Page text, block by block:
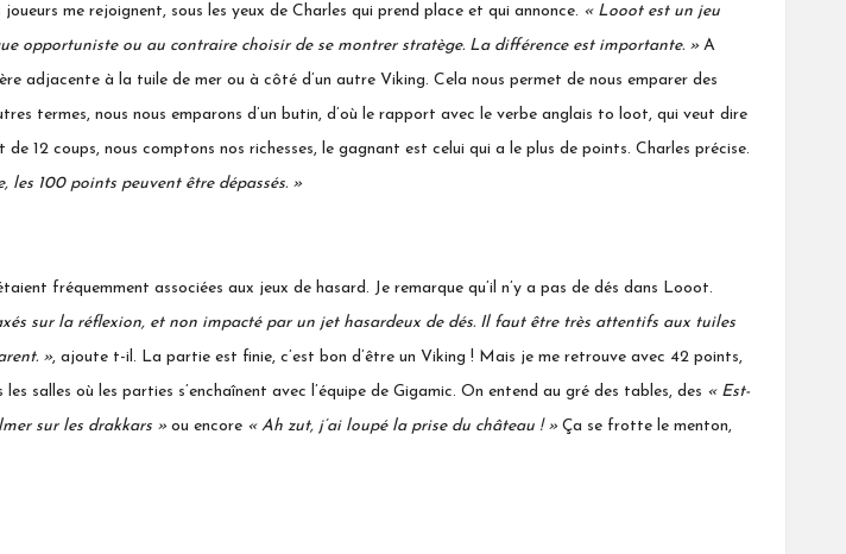
me rejoignent, sous les yeux de Charles qui prend place et qui annonce. « Looot est un jeu
opportuniste ou au contraire choisir de se montrer stratège. La différence est importante. » A
adjacente à la tuile de mer ou à côté d’un autre Viking. Cela nous permet de nous emparer des
termes, nous nous emparons d’un butin, d’où le rapport avec le verbe anglais to loot, qui veut dire
12 coups, nous comptons nos richesses, le gagnant est celui qui a le plus de points. Charles précise.
100 points peuvent être dépassés. »
fréquemment associées aux jeux de hasard. Je remarque qu’il n’y a pas de dés dans Looot.
surla réflexion, et non impacté par un jet hasardeux de dés. Il faut être très attentifs aux tuiles
», ajoute t-il. La partie est finie, c’est bon d’être un Viking ! Mais je me retrouve avec 42 points,
salles où les parties s’enchaînent avec l’équipe de Gigamic. On entend au gré des tables, des « Est-
sur les drakkars » ou encore « Ah zut, j’ai loupé la prise du château ! » Ça se frotte le menton,